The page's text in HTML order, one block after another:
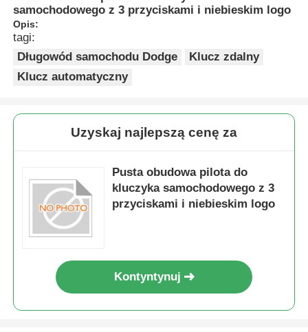
samochodowego z 3 przyciskami i niebieskim logo
Opis:
tagi:
Długowód samochodu Dodge
Klucz zdalny
Klucz automatyczny
Uzyskaj najlepszą cenę za
Pusta obudowa pilota do
kluczyka samochodowego z 3
przyciskami i niebieskim logo
Kontyntynuj